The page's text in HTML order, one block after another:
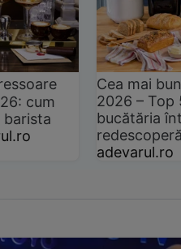
cum
barista
Cea mai
2026 –
bucătăria
adevarul.ro